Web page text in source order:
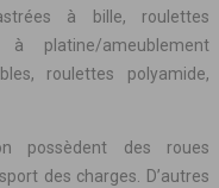
à bille, roulettes
à platine/ameublement
roulettes polyamide,
possèdent des roues
des charges. D’autres